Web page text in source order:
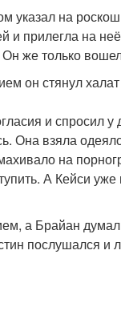
указал на
и прилегла на
же только
он стянул
и спросил у
Она взяла
на
А Кейси уже
а Брайан
послушался и